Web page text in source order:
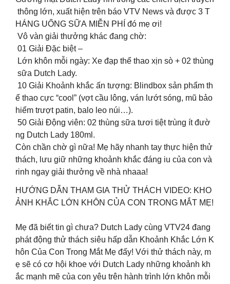
thông lớn, xuất hiện trên báo VTV News và được 3 T
HÁNG UỐNG SỮA MIỄN PHÍ đó mẹ ơi!
Vô vàn giải thưởng khác đang chờ:
01 Giải Đặc biệt –
Lớn khôn mỗi ngày: Xe đạp thể thao xịn sò + 02 thùng
sữa Dutch Lady.
10 Giải Khoảnh khắc ấn tượng: Blindbox sản phẩm th
ể thao cực “cool” (vợt cầu lông, ván lướt sóng, mũ bảo
hiểm trượt patin, balo leo núi…).
50 Giải Động viên: 02 thùng sữa tươi tiệt trùng ít đườ
ng Dutch Lady 180ml.
Còn chần chờ gì nữa! Mẹ hãy nhanh tay thực hiện thử
thách, lưu giữ những khoảnh khắc đáng iu của con và
rinh ngay giải thưởng về nhà nhaaa!
HƯỚNG DẪN THAM GIA THỬ THÁCH VIDEO: KHO
ẢNH KHẮC LỚN KHÔN CỦA CON TRONG MẮT MẸ!
Mẹ đã biết tin gì chưa? Dutch Lady cùng VTV24 đang
phát động thử thách siêu hấp dẫn Khoảnh Khắc Lớn K
hôn Của Con Trong Mắt Mẹ đấy! Với thử thách này, m
ẹ sẽ có cơ hội khoe với Dutch Lady những khoảnh kh
ắc mạnh mẽ của con yêu trên hành trình lớn khôn mỗi